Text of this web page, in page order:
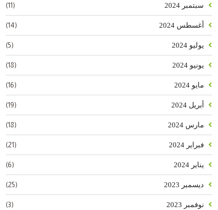
سبتمبر 2024 (11)
أغسطس 2024 (14)
يوليو 2024 (5)
يونيو 2024 (18)
مايو 2024 (16)
أبريل 2024 (19)
مارس 2024 (18)
فبراير 2024 (21)
يناير 2024 (6)
ديسمبر 2023 (25)
نوفمبر 2023 (3)